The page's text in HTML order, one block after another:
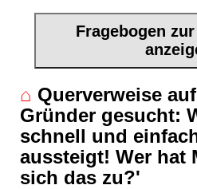
Fragebogen
⌂ Querverweise
Gründer gesucht:
schnell und
aussteigt! Wer hat
sich das zu?'